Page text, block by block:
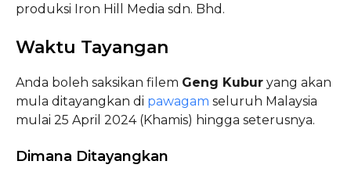
produksi Iron Hill Media sdn. Bhd.
Waktu Tayangan
Anda boleh saksikan filem Geng Kubur yang akan
mula ditayangkan di pawagam seluruh Malaysia
mulai 25 April 2024 (Khamis) hingga seterusnya.
Dimana Ditayangkan